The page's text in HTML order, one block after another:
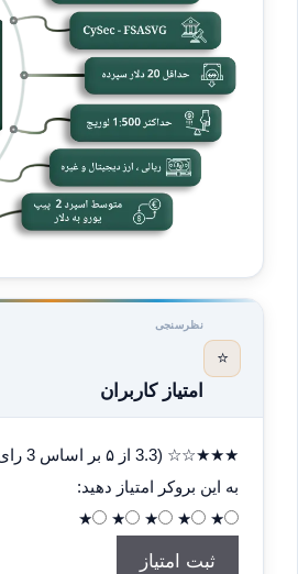
⭐
نظرسنجی
امتیاز کاربران
★
★
★
☆
☆ (3.3 از ۵ بر اساس 3 رای)
به این بروکر امتیاز دهید:
★
★
★
★
★
ثبت امتیاز